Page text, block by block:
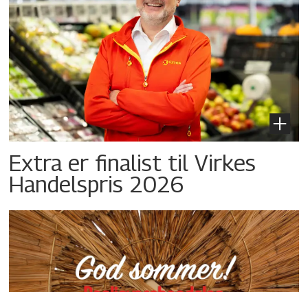
Extra er finalist til Virkes
Handelspris 2026